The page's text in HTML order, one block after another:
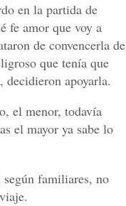
en la partida de
fe amor que voy a
de convencerla de
que tenía que
decidieron apoyarla.
el menor, todavía
el mayor ya sabe lo
familiares, no